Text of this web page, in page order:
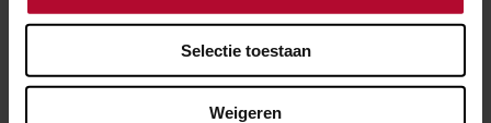
Selectie toestaan
Weigeren
Ben je tevreden over de informatie op